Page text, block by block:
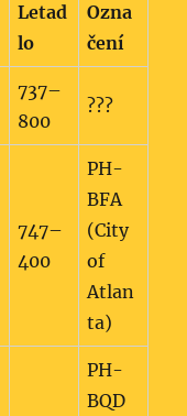
Letad
lo
Ozna
čení
737–
800
???
747–
400
PH-
BFA
(City
of
Atlan
ta)
PH-
BQD